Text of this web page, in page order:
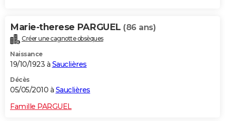
Marie-therese PARGUEL (86 ans)
Créer une cagnotte obsèques
Naissance
19/10/1923 à Sauclières
Décès
05/05/2010 à Sauclières
Famille PARGUEL